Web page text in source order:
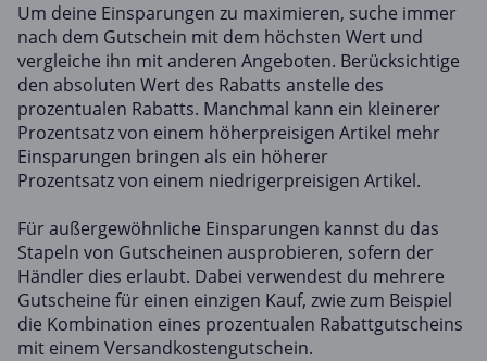
Um deine Einsparungen zu maximieren, suche immer
nach dem Gutschein mit dem höchsten Wert und
vergleiche ihn mit anderen Angeboten. Berücksichtige
den absoluten Wert des Rabatts anstelle des
prozentualen Rabatts. Manchmal kann ein kleinerer
Prozentsatz von einem höherpreisigen Artikel mehr
Einsparungen bringen als ein höherer
Prozentsatz von einem niedrigerpreisigen Artikel.
Für außergewöhnliche Einsparungen kannst du das
Stapeln von Gutscheinen ausprobieren, sofern der
Händler dies erlaubt. Dabei verwendest du mehrere
Gutscheine für einen einzigen Kauf, zwie zum Beispiel
die Kombination eines prozentualen Rabattgutscheins
mit einem Versandkostengutschein.